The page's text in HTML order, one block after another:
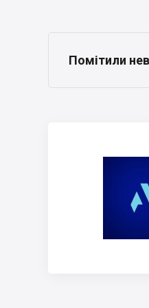
Помітили